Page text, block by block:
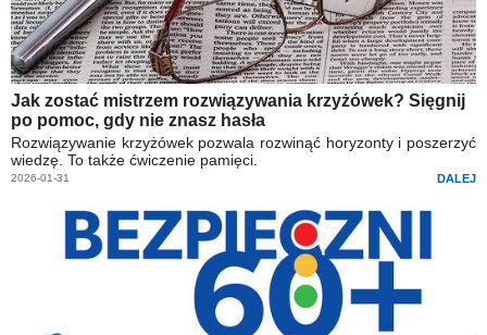
Jak zostać mistrzem rozwiązywania krzyżówek? Sięgnij
po pomoc, gdy nie znasz hasła
Rozwiązywanie krzyżówek pozwala rozwinąć horyzonty i poszerzyć
wiedzę. To także ćwiczenie pamięci.
2026-01-31 DALEJ